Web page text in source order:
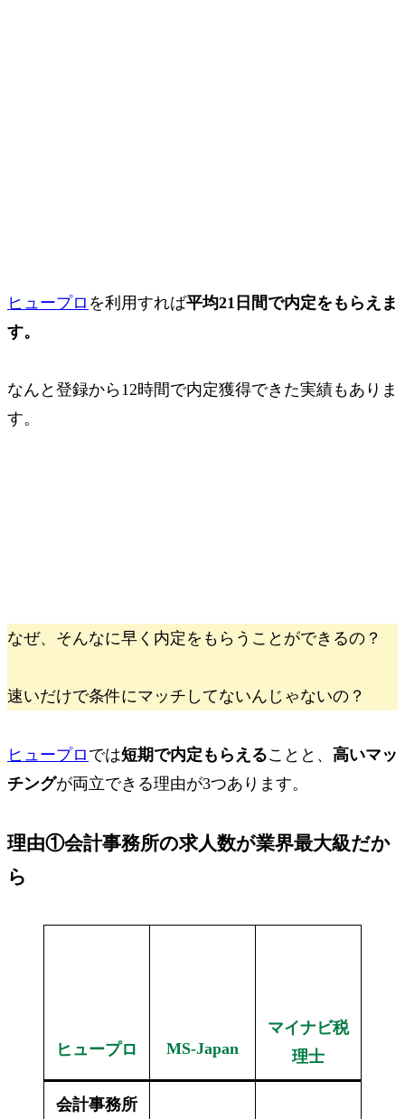
ヒュープロ を利用すれば平均21日間で内定をもらえま
す。
なんと 登録から12時間で内定獲得できた実績もありま
す。
なぜ、そんなに早く内定をもらうことができるの？
速いだけで条件にマッチしてないんじゃないの？
ヒュープロ では短期で内定もらえることと、 高いマッ
チングが両立できる理由が3つあります。
理由①会計事務所の求人数が業界最大級だか
ら
ヒュープロ MS-Japan
マイナビ税
理士
会計事務所